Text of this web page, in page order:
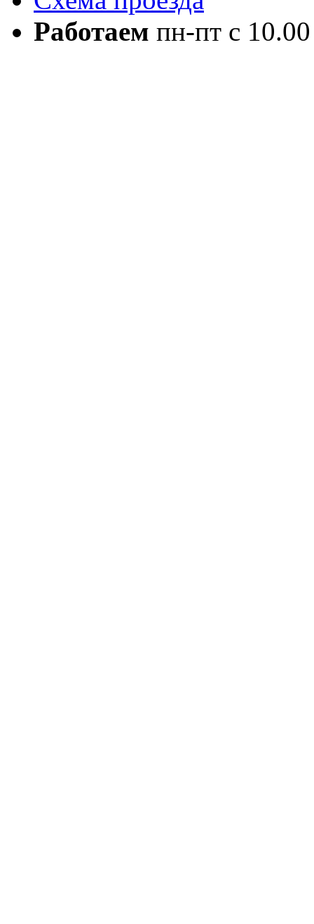
Работаем пн-пт с